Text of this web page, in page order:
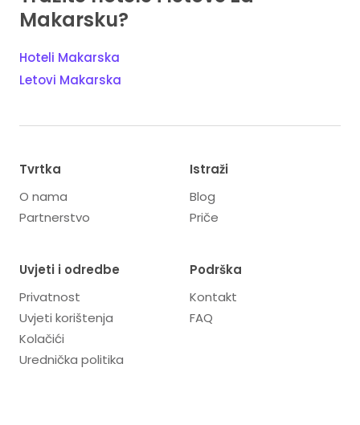
Makarsku?
Hoteli Makarska
Letovi Makarska
Tvrtka
O nama
Partnerstvo
Istraži
Blog
Priče
Uvjeti i odredbe
Privatnost
Uvjeti korištenja
Kolačići
Urednička politika
Podrška
Kontakt
FAQ